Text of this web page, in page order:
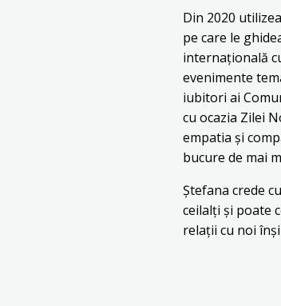
Din 2020
pe care le
internațională
evenimente
iubitori ai
cu ocazia Zilei
empatia și
bucure de mai
Ștefana crede
ceilalți și poate
relații cu noi